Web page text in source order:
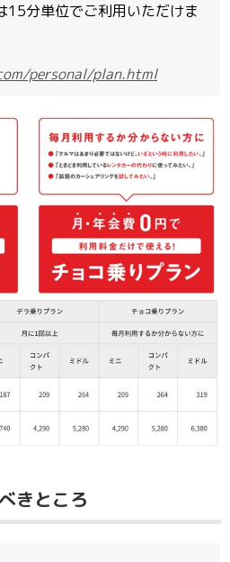
15分単位でご利用いただけま
personal/plan.html
きところ